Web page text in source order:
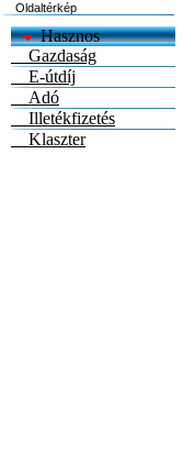
Oldaltérkép